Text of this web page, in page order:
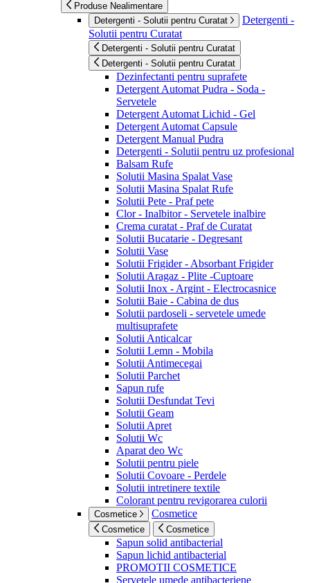
Produse Nealimentare
Detergenti - Solutii pentru Curatat
Detergenti -
Solutii pentru Curatat
Detergenti - Solutii pentru Curatat
Detergenti - Solutii pentru Curatat
Dezinfectanti pentru suprafete
Detergent Automat Pudra - Soda -
Servetele
Detergent Automat Lichid - Gel
Detergent Automat Capsule
Detergent Manual Pudra
Detergenti - Solutii pentru uz profesional
Balsam Rufe
Solutii Masina Spalat Vase
Solutii Masina Spalat Rufe
Solutii Pete - Praf pete
Clor - Inalbitor - Servetele inalbire
Crema curatat - Praf de Curatat
Solutii Bucatarie - Degresant
Solutii Vase
Solutii Frigider - Absorbant Frigider
Solutii Aragaz - Plite -Cuptoare
Solutii Inox - Argint - Electrocasnice
Solutii Baie - Cabina de dus
Solutii pardoseli - servetele umede
multisuprafete
Solutii Anticalcar
Solutii Lemn - Mobila
Solutii Antimecegai
Solutii Parchet
Sapun rufe
Solutii Desfundat Tevi
Solutii Geam
Solutii Apret
Solutii Wc
Aparat deo Wc
Solutii pentru piele
Solutii Covoare - Perdele
Solutii intretinere textile
Colorant pentru revigorarea culorii
Cosmetice Cosmetice
Cosmetice Cosmetice
Sapun solid antibacterial
Sapun lichid antibacterial
PROMOTII COSMETICE
Servetele umede antibacteriene